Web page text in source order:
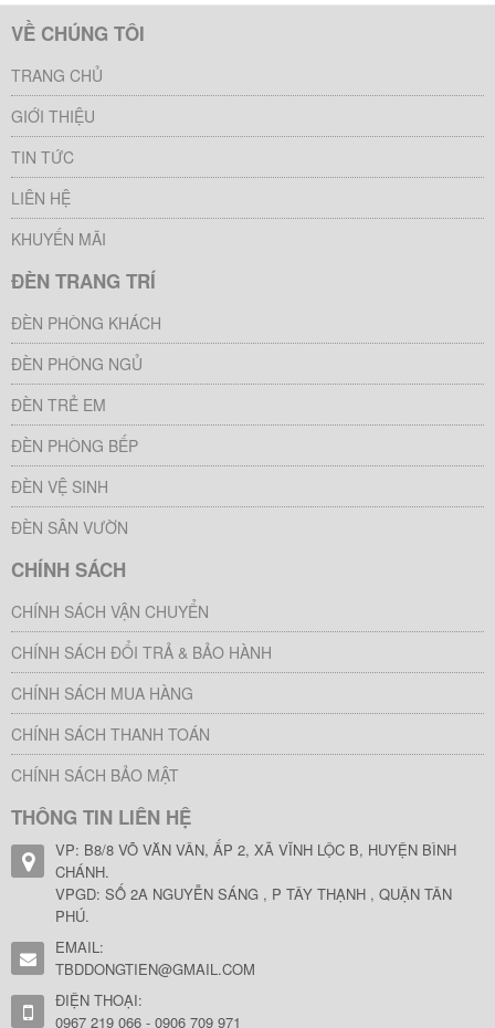
VỀ CHÚNG TÔI
TRANG CHỦ
GIỚI THIỆU
TIN TỨC
LIÊN HỆ
KHUYẾN MÃI
ĐÈN TRANG TRÍ
ĐÈN PHÒNG KHÁCH
ĐÈN PHÒNG NGỦ
ĐÈN TRẺ EM
ĐÈN PHÒNG BẾP
ĐÈN VỆ SINH
ĐÈN SÂN VƯỜN
CHÍNH SÁCH
CHÍNH SÁCH VẬN CHUYỂN
CHÍNH SÁCH ĐỔI TRẢ & BẢO HÀNH
CHÍNH SÁCH MUA HÀNG
CHÍNH SÁCH THANH TOÁN
CHÍNH SÁCH BẢO MẬT
THÔNG TIN LIÊN HỆ
VP: B8/8 VÕ VĂN VÂN, ẤP 2, XÃ VĨNH LỘC B, HUYỆN BÌNH
CHÁNH.
VPGD: SỐ 2A NGUYỄN SÁNG , P TÂY THẠNH , QUẬN TÂN
PHÚ.
EMAIL:
TBDDONGTIEN@GMAIL.COM
ĐIỆN THOẠI:
0967 219 066 - 0906 709 971